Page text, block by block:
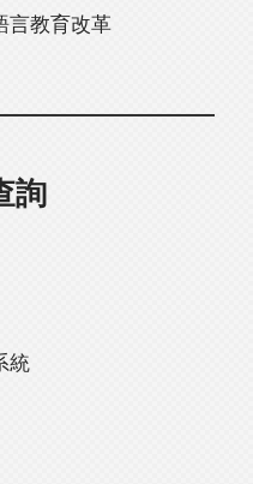
言教育改革
詢
統